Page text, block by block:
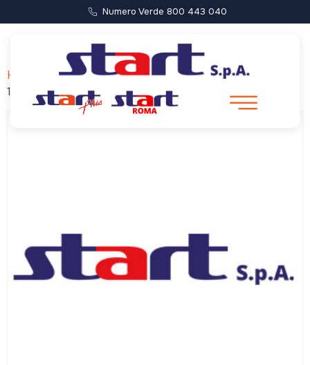
Numero Verde 800 443 040
Home
/ Forca di Presta – Castelluccio (Partenza ore
11:00)